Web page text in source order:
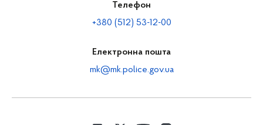
Телефон
+380 (512) 53-12-00
Електронна пошта
mk@mk.police.gov.ua